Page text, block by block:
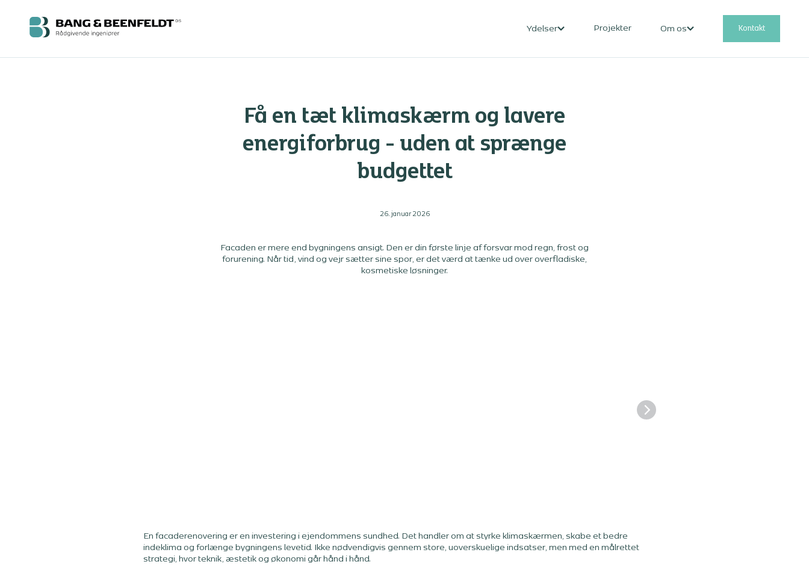
Ydelser Projekter Om os Kontakt
Få en tæt klimaskærm og lavere
energiforbrug - uden at sprænge
budgettet
26. januar 2026
Facaden er mere end bygningens ansigt. Den er din første linje af forsvar mod regn, frost og
forurening. Når tid, vind og vejr sætter sine spor, er det værd at tænke ud over overfladiske,
kosmetiske løsninger.
En facaderenovering er en investering i ejendommens sundhed. Det handler om at styrke klimaskærmen, skabe et bedre
indeklima og forlænge bygningens levetid. Ikke nødvendigvis gennem store, uoverskuelige indsatser, men med en målrettet
strategi, hvor teknik, æstetik og økonomi går hånd i hånd.